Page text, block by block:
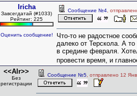
Iricha
Завсегдатай (#1033)
Рейтинг: 225
Оценить сообщение!
Сообщение №4 ,
Что-то не радостное
далеко от Терскола. А
в средине февраля.
провести время, и
<<Alr>>
Без
регистрации
Сообщение №5 , отправлено 12